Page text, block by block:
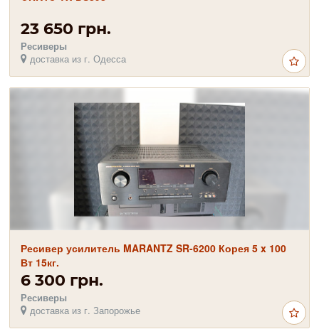
23 650 грн.
Ресиверы
доставка из г. Одесса
Ресивер усилитель MARANTZ SR-6200 Корея 5 ​​x 100
Вт 15кг.
6 300 грн.
Ресиверы
доставка из г. Запорожье